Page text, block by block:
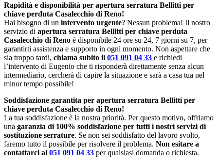
Rapidità e disponibilità per apertura serratura Bellitti per
chiave perduta Casalecchio di Reno!
Hai bisogno di un intervento urgente? Nessun problema! Il nostro
servizio di apertura serratura Bellitti per chiave perduta
Casalecchio di Reno è disponibile 24 ore su 24, 7 giorni su 7, per
garantirti assistenza e supporto in ogni momento. Non aspettare che
sia troppo tardi, chiama subito il 051 091 04 33 e richiedi
l’intervento di Eugenio che ti risponderà direttamente senza alcun
intermediario, cercherà di capire la situazione e sarà a casa tua nel
minor tempo possibile!
Soddisfazione garantita per apertura serratura Bellitti per
chiave perduta Casalecchio di Reno!
La tua soddisfazione è la nostra priorità. Per questo motivo, offriamo
una garanzia di 100% soddisfazione per tutti i nostri servizi di
sostituzione serrature. Se non sei soddisfatto del lavoro svolto,
faremo tutto il possibile per risolvere il problema. Non esitare a
contattarci al 051 091 04 33 per qualsiasi domanda o richiesta.